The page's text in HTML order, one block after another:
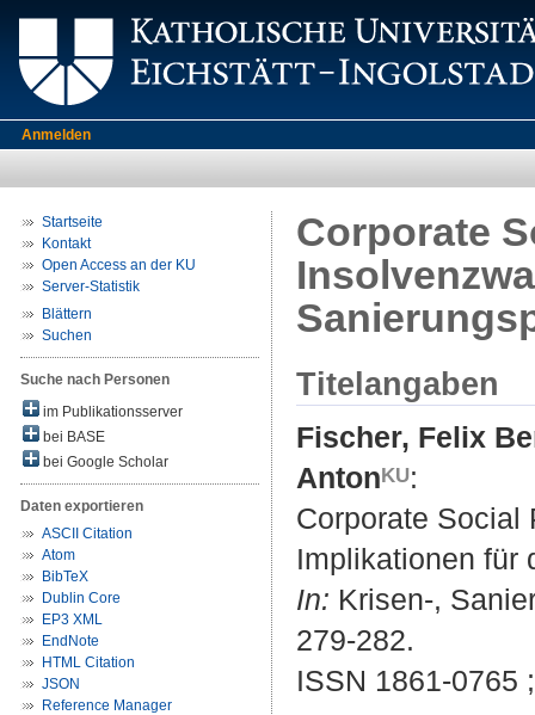
Anmelden
Startseite
Kontakt
Open Access an der KU
Server-Statistik
Blättern
Suchen
Suche nach Personen
im Publikationsserver
bei BASE
bei Google Scholar
Daten exportieren
ASCII Citation
Atom
BibTeX
Dublin Core
EP3 XML
EndNote
HTML Citation
JSON
Reference Manager
Corporate
Titelangaben
Fischer, Felix
Anton
:
Corporate Social
Implikationen für
In: Krisen-,
279-282.
ISSN 1861-0765